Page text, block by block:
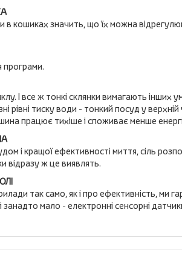
кошиках значить, що їх можна
програми.
І все ж тонкі склянки вимагають інших
рівні тиску води - тонкий посуд у
працює тихіше і споживає менше
і кращої ефективності миття, сіль
відразу ж це виявлять.
так само, як і про ефективність,
мало - електронні сенсорні